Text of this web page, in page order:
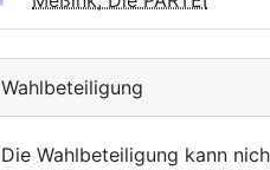
Wahlbeteiligung
Die Wahlbeteiligung kann